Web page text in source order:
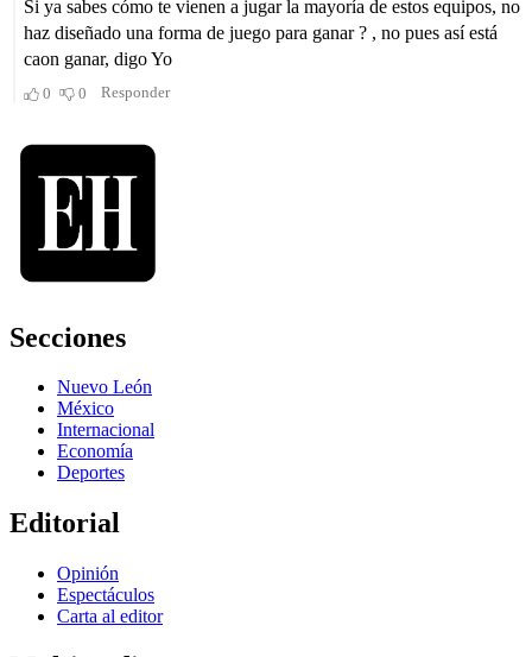
Secciones
Nuevo León
México
Internacional
Economía
Deportes
Editorial
Opinión
Espectáculos
Carta al editor